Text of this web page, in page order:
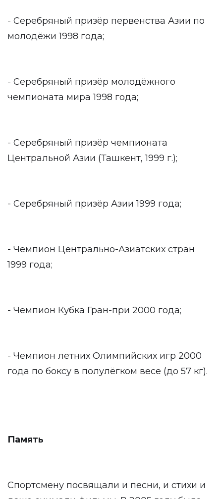
- Серебряный призёр первенства Азии по
молодёжи 1998 года;
- Серебряный призёр молодёжного
чемпионата мира 1998 года;
- Серебряный призёр чемпионата
Центральной Азии (Ташкент, 1999 г.);
- Серебряный призёр Азии 1999 года;
- Чемпион Центрально-Азиатских стран
1999 года;
- Чемпион Кубка Гран-при 2000 года;
- Чемпион летних Олимпийских игр 2000
года по боксу в полулёгком весе (до 57 кг).
Память
Спортсмену посвящали и песни, и стихи и